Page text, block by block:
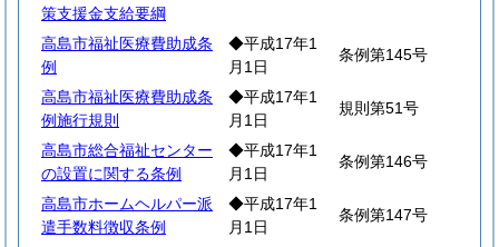
策支援金支給要綱
高島市福祉医療費助成条
例
◆平成17年1
月1日
条例第145号
高島市福祉医療費助成条
例施行規則
◆平成17年1
月1日
規則第51号
高島市総合福祉センター
の設置に関する条例
◆平成17年1
月1日
条例第146号
高島市ホームヘルパー派
遣手数料徴収条例
◆平成17年1
月1日
条例第147号